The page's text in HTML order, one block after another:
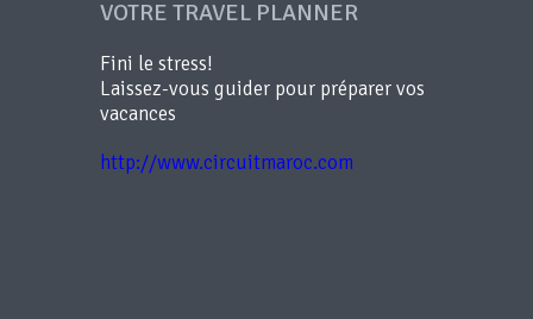
VOTRE TRAVEL PLANNER
Fini le stress!
Laissez-vous guider pour préparer vos
vacances
http://www.circuitmaroc.com